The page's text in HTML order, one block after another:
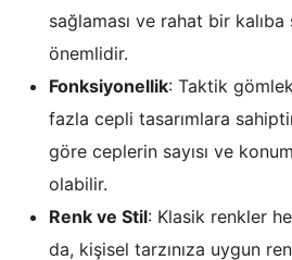
sağlaması ve rahat bir kalıba
önemlidir.
Fonksiyonellik: Taktik
fazla cepli tasarımlara
göre ceplerin sayısı ve
olabilir.
Renk ve Stil: Klasik renkler
da, kişisel tarzınıza uygun